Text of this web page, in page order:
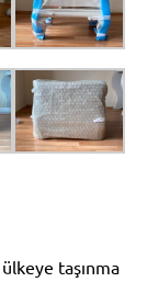
taşınma